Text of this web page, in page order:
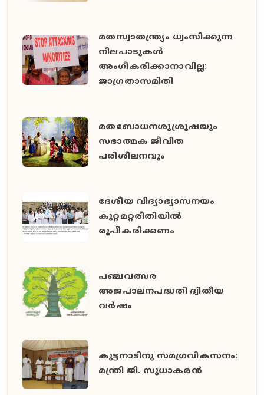
മതസ്വാതന്ത്ര്യം ധ്വംസിക്കുന്ന
നിലപാടുകള്‍
അംഗീകരിക്കാനാവില്ല:
ജാഗ്രതാസമിതി
മതബോധനശുശ്രൂഷയും
സഭാത്മക ജീവിത
പരിശീലനവും
ദേശീയ വിദ്യാഭ്യാസനയം
കുറ്റമറ്റരീതിയില്‍
രൂപീകരിക്കണം
പഞ്ചവത്സര
അജപാലനപദ്ധതി ദ്വിതീയ
വര്‍ഷം
കുട്ടനാടിനു സമഗ്രവികസനം:
മന്ത്രി ജി. സുധാകരന്‍